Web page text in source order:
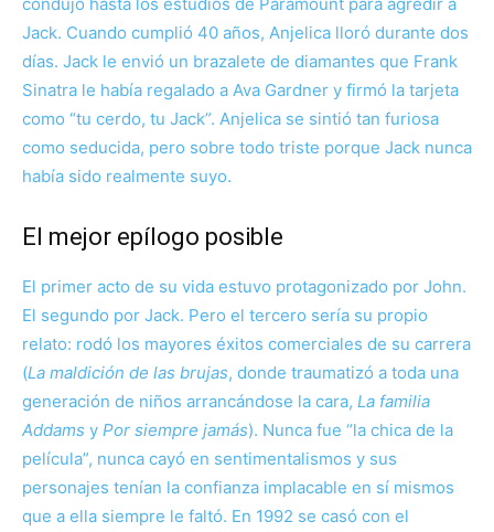
Jack. Cuando cumplió 40 años, Anjelica lloró durante dos
días. Jack le envió un brazalete de diamantes que Frank
Sinatra le había regalado a Ava Gardner y firmó la tarjeta
como “tu cerdo, tu Jack”. Anjelica se sintió tan furiosa
como seducida, pero sobre todo triste porque Jack nunca
había sido realmente suyo.
El mejor epílogo posible
El primer acto de su vida estuvo protagonizado por John.
El segundo por Jack. Pero el tercero sería su propio
relato: rodó los mayores éxitos comerciales de su carrera
(La maldición de las brujas, donde traumatizó a toda una
generación de niños arrancándose la cara, La familia
Addams y Por siempre jamás). Nunca fue “la chica de la
película”, nunca cayó en sentimentalismos y sus
personajes tenían la confianza implacable en sí mismos
que a ella siempre le faltó. En 1992 se casó con el